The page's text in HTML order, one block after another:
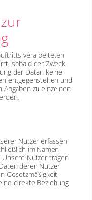
verarbeiteten
sobald der Zweck
der Daten keine
entgegenstehen und
Angaben zu einzelnen
Nutzer erfassen
im Namen
Nutzer tragen
deren Nutzer
Gesetzmäßigkeit,
direkte Beziehung